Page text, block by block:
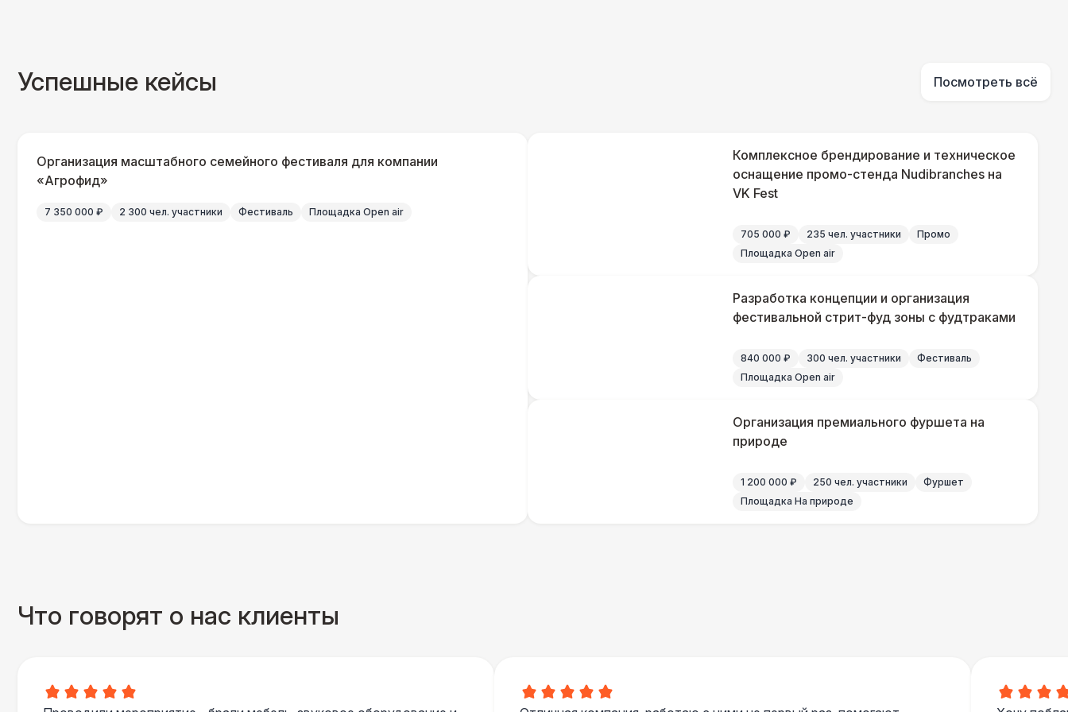
1 450 Р В корзину
Успешные кейсы Посмотреть всё
Организация масштабного семейного фестиваля для компании
«Агрофид»
7 350 000 ₽ 2 300 чел. участники Фестиваль Площадка Open air
Комплексное брендирование и техническое
оснащение промо-стенда Nudibranches на
VK Fest
705 000 ₽ 235 чел. участники
Промо
Площадка Open air
Разработка концепции и организация
фестивальной стрит-фуд зоны с фудтраками
840 000 ₽ 300 чел. участники
Фестиваль
Площадка Open air
Организация премиального фуршета на
природе
1 200 000 ₽ 250 чел. участники
Фуршет
Площадка На природе
Что говорят о нас клиенты